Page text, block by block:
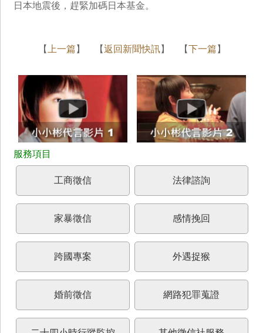
日本地震後，趕緊加碼日本基金。
【 上一篇 】 【返回新聞快訊】 【下一篇 】
工商徵信 法律諮詢
家暴徵信 感情挽回
跨國專案 外遇捉猴
婚前徵信 網路犯罪蒐證